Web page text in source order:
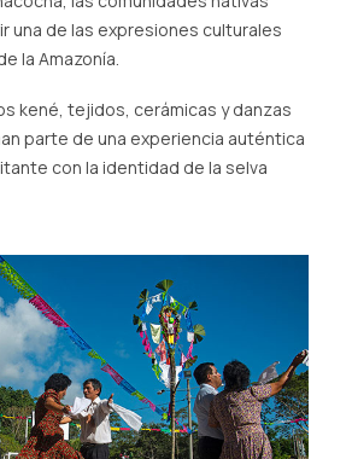
una de las expresiones culturales
la Amazonía.
kené, tejidos, cerámicas y danzas
parte de una experiencia auténtica
con la identidad de la selva